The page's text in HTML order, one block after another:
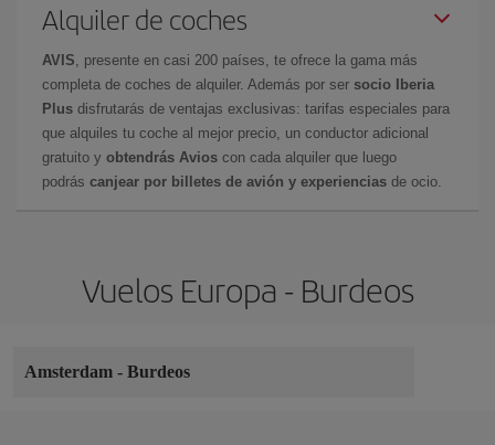
Alquiler de coches
AVIS , presente en casi 200 países, te ofrece la gama más
completa de coches de alquiler. Además por ser socio Iberia
Plus disfrutarás de ventajas exclusivas: tarifas especiales para
que alquiles tu coche al mejor precio, un conductor adicional
gratuito y obtendrás Avios con cada alquiler que luego
podrás canjear por billetes de avión y experiencias de ocio.
Vuelos Europa - Burdeos
Amsterdam - Burdeos